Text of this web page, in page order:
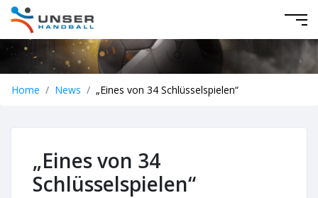
Home News „Eines von 34 Schlüsselspielen“
„Eines von 34
Schlüsselspielen“